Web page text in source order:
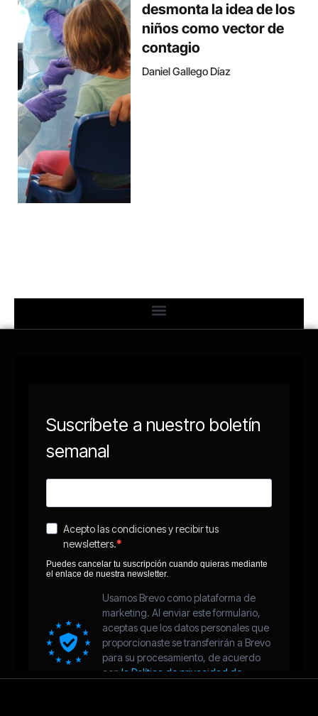
desmonta la idea de los
niños como vector de
contagio
Daniel Gallego Díaz